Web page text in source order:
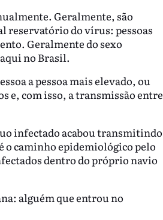
Geralmente, são
reservatório do vírus: pessoas
Geralmente do sexo
no Brasil.
a pessoa mais elevado, ou
e, com isso, a transmissão entre
infectado acabou transmitindo
o caminho epidemiológico pelo
dentro do próprio navio
alguém que entrou no